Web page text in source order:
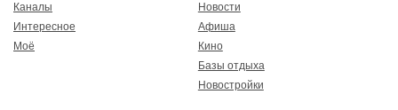
Каналы
Интересное
Моё
Новости
Афиша
Кино
Базы отдыха
Новостройки